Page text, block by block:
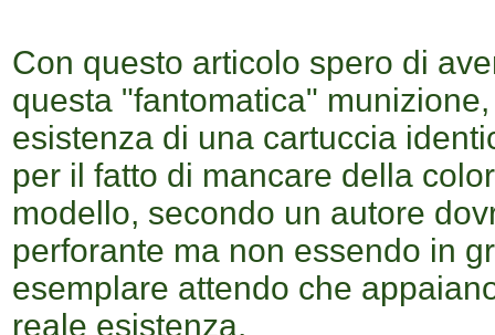
Con questo articolo spero di
questa "fantomatica"
esistenza di una cartuccia
per il fatto di mancare della
modello, secondo un autore
perforante ma non essendo in
esemplare attendo che
reale esistenza.